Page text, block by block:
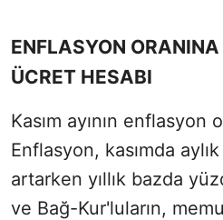
ENFLASYON
ÜCRET HESABI
Kasım ayının enflasyon
Enflasyon, kasımda
artarken yıllık bazda
ve Bağ-Kur'luların,